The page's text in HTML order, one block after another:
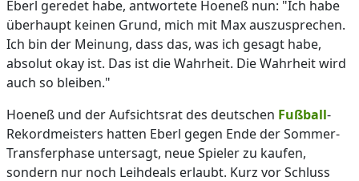
Eberl geredet habe, antwortete Hoeneß nun: "Ich habe
überhaupt keinen Grund, mich mit Max auszusprechen.
Ich bin der Meinung, dass das, was ich gesagt habe,
absolut okay ist. Das ist die Wahrheit. Die Wahrheit wird
auch so bleiben."
Hoeneß und der Aufsichtsrat des deutschen Fußball-
Rekordmeisters hatten Eberl gegen Ende der Sommer-
Transferphase untersagt, neue Spieler zu kaufen,
sondern nur noch Leihdeals erlaubt. Kurz vor Schluss